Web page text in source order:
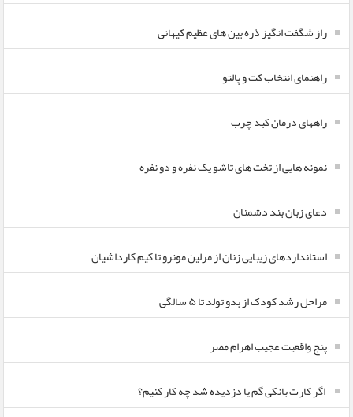
راز شگفت انگیز ذره بین های عظیم کیهانی
راهنمای انتخاب کت و پالتو
راههای درمان کبد چرب
نمونه هایی از تخت های تاشو یک نفره و دو نفره
دعای زبان بند دشمنان
استانداردهای زیبایی زنان از مرلین مونرو تا کیم کارداشیان
مراحل رشد کودک از بدو تولد تا ۵ سالگی
پنج واقعیت عجیب اهرام مصر
اگر کارت بانکی گم یا دزدیده شد چه کار کنیم؟